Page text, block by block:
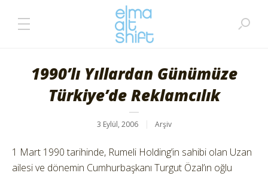
1990’lı Yıllardan Günümüze
Türkiye’de Reklamcılık
3 Eylül, 2006 Arşiv
1 Mart 1990 tarihinde, Rumeli Holding’in sahibi olan Uzan
ailesi ve dönemin Cumhurbaşkanı Turgut Özal’ın oğlu